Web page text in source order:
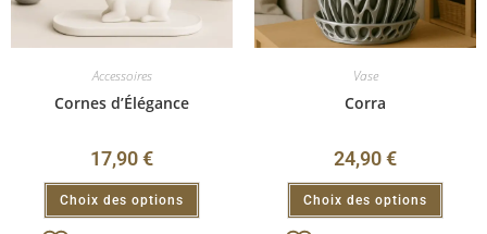
Accessoires
Cornes d’Élégance
17,90€
Choix des options
Vase
Corra
24,90€
Choix des options